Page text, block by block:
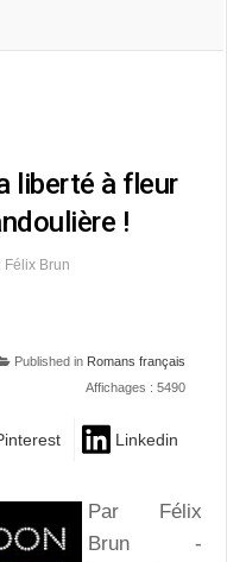
liberté à fleur
!
Félix Brun
Published in Romans français
Affichages : 5490
Linkedin
Par Félix
Brun -